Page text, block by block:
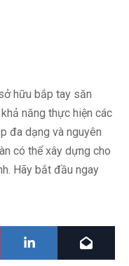
hữu bắp tay săn
năng thực hiện các
đa dạng và nguyên
có thể xây dựng cho
Hãy bắt đầu ngay